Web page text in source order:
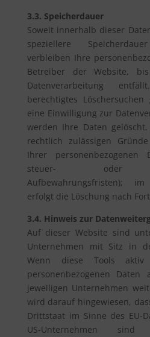
3.3. Speicherdauer
Soweit innerhalb dieser
speziellere
verbleiben Ihre
Betreiber der Website,
Datenverarbeitung
berechtigtes
eine Einwilligung zur
werden Ihre Daten
rechtlich zulässigen
Ihrer personenbezogenen
steuer- oder
Aufbewahrungsfristen);
erfolgt die Löschung nach
3.4. Hinweis zur
Auf dieser Website sind
Unternehmen mit Sitz in
Wenn diese Tools
personenbezogenen
jeweiligen Unternehmen
wird darauf hingewiesen,
Drittstaat im Sinne des EU-
US-Unternehmen